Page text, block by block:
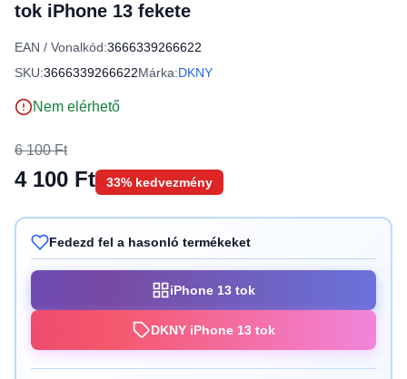
tok iPhone 13 fekete
EAN / Vonalkód:3666339266622
SKU:3666339266622Márka:DKNY
Nem elérhető
6 100 Ft
4 100 Ft 33% kedvezmény
Fedezd fel a hasonló termékeket
iPhone 13 tok
DKNY iPhone 13 tok